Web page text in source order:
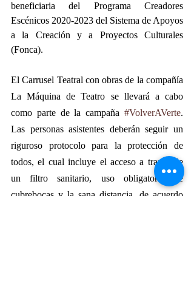
beneficiaria del Programa Creadores
Escénicos 2020-2023 del Sistema de Apoyos
a la Creación y a Proyectos Culturales
(Fonca).
El Carrusel Teatral con obras de la compañía
La Máquina de Teatro se llevará a cabo
como parte de la campaña #VolverAVerte.
Las personas asistentes deberán seguir un
riguroso protocolo para la protección de
todos, el cual incluye el acceso a través de
un filtro sanitario, uso obligatorio de
cubrebocas y la sana distancia, de acuerdo